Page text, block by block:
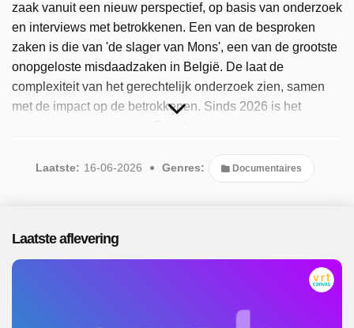
zaak vanuit een nieuw perspectief, op basis van onderzoek
en interviews met betrokkenen. Een van de besproken
zaken is die van 'de slager van Mons', een van de grootste
onopgeloste misdaadzaken in België. De laat de
complexiteit van het gerechtelijk onderzoek zien, samen
met de impact op de betrokkenen. Sinds 2026 is het
Laatste: 16-06-2026 Genres: Documentaires
Laatste aflevering